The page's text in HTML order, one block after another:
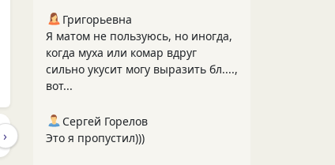
ПОДПИСЧИКИ 8
›
Григорьевна
Я матом не пользуюсь, но иногда,
когда муха или комар вдруг
сильно укусит могу выразить бл....,
вот...
Сергей Горелов
Это я пропустил)))